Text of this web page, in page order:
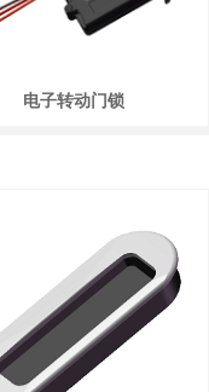
电子转动门锁